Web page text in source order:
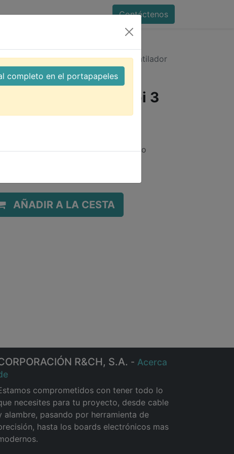
Contáctenos
pi 3 negra compatible ventilador
para Raspberry pi 3
ventilador no
ompatible ventilador no incluido
AÑADIR A LA CESTA
R&CH, S.A. - Acerca
comprometidos con tener todo lo
necesites para tu proyecto, desde cable
alambre, pasando por herramienta de
hasta los boards electrónicos mas
completo en el portapapeles